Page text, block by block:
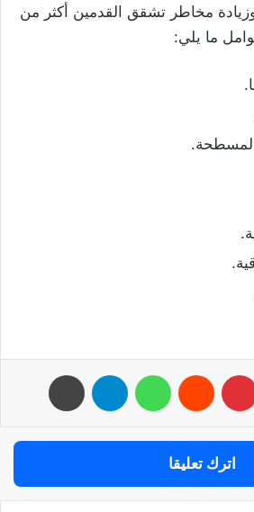
مخاطر تشقق القدمين أكثر من
ما يلي:
المسطحة.
بينتيريست واتساب تيلقرام
اترك تعليقا